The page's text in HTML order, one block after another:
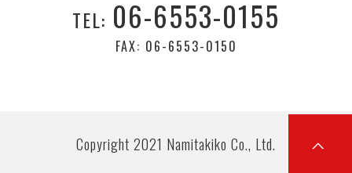
TEL: 06-6553-0155
FAX: 06-6553-0150
Copyright 2021 Namitakiko Co., Ltd.